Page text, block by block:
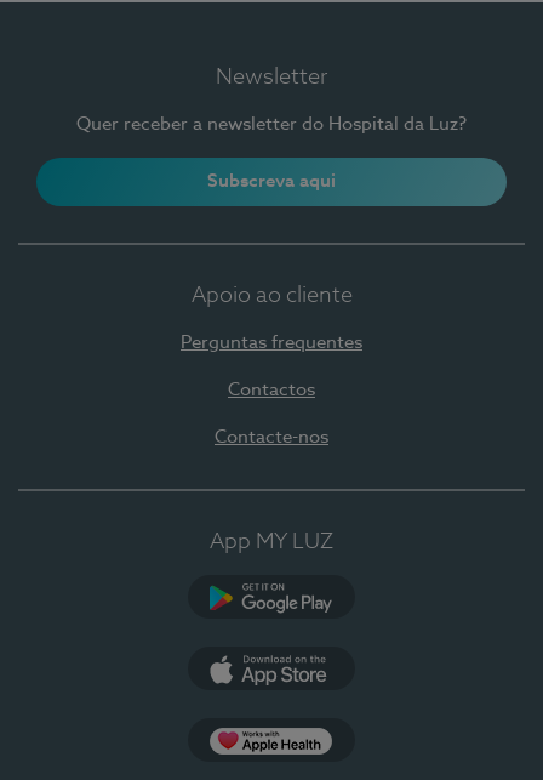
Newsletter
Quer receber a newsletter do Hospital da Luz?
Subscreva aqui
Apoio ao cliente
Perguntas frequentes
Contactos
Contacte-nos
App MY LUZ